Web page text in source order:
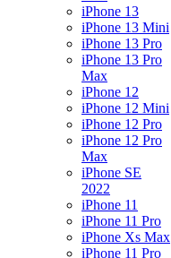
iPhone 13
iPhone 13 Mini
iPhone 13 Pro
iPhone 13 Pro
Max
iPhone 12
iPhone 12 Mini
iPhone 12 Pro
iPhone 12 Pro
Max
iPhone SE
2022
iPhone 11
iPhone 11 Pro
iPhone Xs Max
iPhone 11 Pro